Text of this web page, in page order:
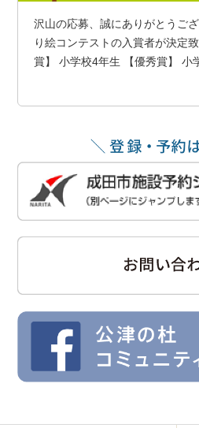
沢山の応募、誠にありがとうご
り絵コンテストの入賞者が決定
賞】 小学校4年生 【優秀賞】 小